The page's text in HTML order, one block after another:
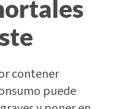
contener
puede